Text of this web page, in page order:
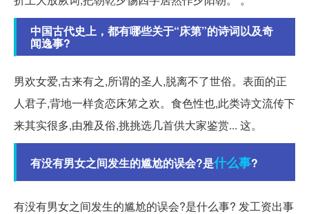
中国古代史上，都有哪些关于“床第”的诗词以及奇
闻逸事?
男欢女爱,古来有之,所谓的圣人,脱离不了世俗。表面的正
人君子,背地一样贪恋床笫之欢。食色性也,此类诗文流传下
来其实很多,由雅及俗,挑挑选几首供大家鉴赏... 这。
有没有男女之间发生的尴尬的误会?是什么事?
有没有男女之间发生的尴尬的误会?是什么事? 发工资出事